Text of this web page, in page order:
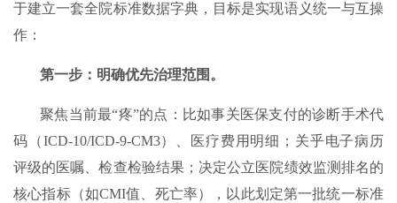
于建立一套全院标准数据字典，目标是实现语义统一与互操
作：
第一步：明确优先治理范围。​
聚焦当前最“疼”的点：比如事关医保支付的诊断手术代
码（ICD-10/ICD-9-CM3）、医疗费用明细；关乎电子病历
评级的医嘱、检查检验结果；决定公立医院绩效监测排名的
核心指标（如CMI值、死亡率），以此划定第一批统一标准